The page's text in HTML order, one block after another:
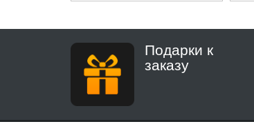
Подарки к
заказу